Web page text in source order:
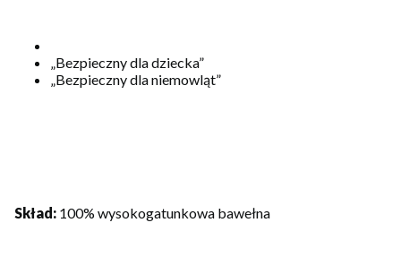
„Bezpieczny dla dziecka”
„Bezpieczny dla niemowląt”
Skład: 100% wysokogatunkowa bawełna